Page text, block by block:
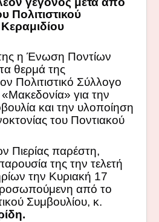
Πολιτιστικού
η Ένωση Ποντίων
θερμά της
Πολιτιστικό Σύλλογο
για την
και την υλοποίηση
του Ποντιακού
Πιερίας παρέστη,
της την τελετή
την Κυριακή 17
από το
Συμβουλίου, κ.